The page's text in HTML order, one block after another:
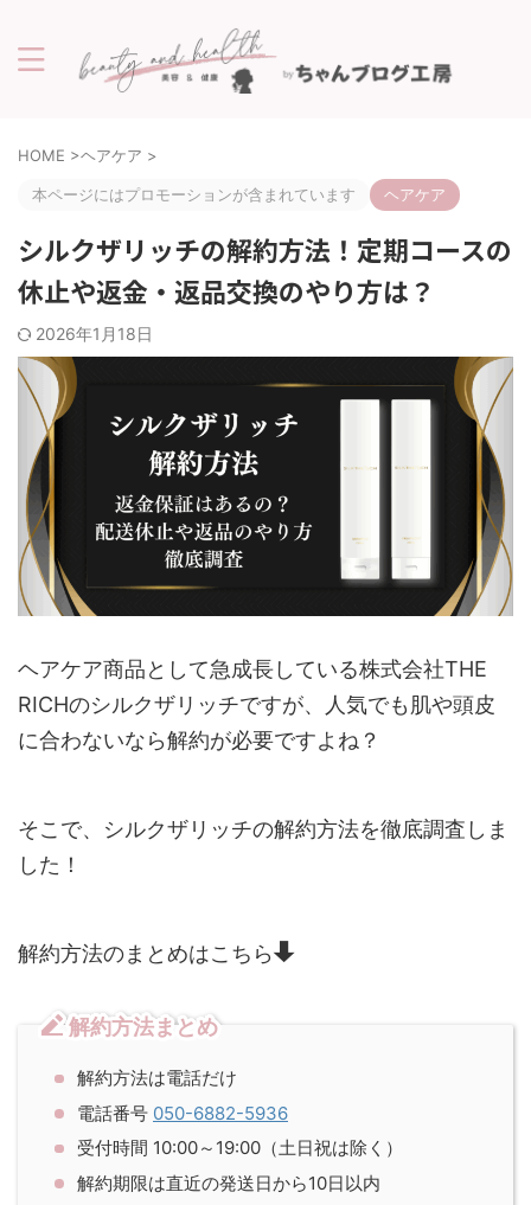
HOME >ヘアケア >
本ページにはプロモーションが含まれています ヘアケア
シルクザリッチの解約方法！定期コースの
休止や返金・返品交換のやり方は？
2026年1月18日
ヘアケア商品として急成長している株式会社THE
RICHのシルクザリッチですが、人気でも肌や頭皮
に合わないなら解約が必要ですよね？
そこで、シルクザリッチの解約方法を徹底調査しま
した！
解約方法のまとめはこちら
解約方法まとめ
解約方法は電話だけ
電話番号 050-6882-5936
受付時間 10:00～19:00（土日祝は除く）
解約期限は直近の発送日から10日以内